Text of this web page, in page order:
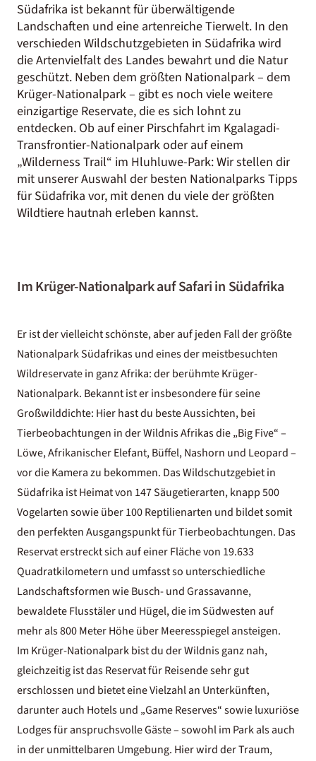
Südafrika ist bekannt für überwältigende
Landschaften und eine artenreiche Tierwelt. In den
verschieden Wildschutzgebieten in Südafrika wird
die Artenvielfalt des Landes bewahrt und die Natur
geschützt. Neben dem größten Nationalpark – dem
Krüger-Nationalpark – gibt es noch viele weitere
einzigartige Reservate, die es sich lohnt zu
entdecken. Ob auf einer Pirschfahrt im Kgalagadi-
Transfrontier-Nationalpark oder auf einem
„Wilderness Trail“ im Hluhluwe-Park: Wir stellen dir
mit unserer Auswahl der besten Nationalparks Tipps
für Südafrika vor, mit denen du viele der größten
Wildtiere hautnah erleben kannst.
Im Krüger-Nationalpark auf Safari in Südafrika
Er ist der vielleicht schönste, aber auf jeden Fall der größte
Nationalpark Südafrikas und eines der meistbesuchten
Wildreservate in ganz Afrika: der berühmte Krüger-
Nationalpark. Bekannt ist er insbesondere für seine
Großwilddichte: Hier hast du beste Aussichten, bei
Tierbeobachtungen in der Wildnis Afrikas die „Big Five“ –
Löwe, Afrikanischer Elefant, Büffel, Nashorn und Leopard –
vor die Kamera zu bekommen. Das Wildschutzgebiet in
Südafrika ist Heimat von 147 Säugetierarten, knapp 500
Vogelarten sowie über 100 Reptilienarten und bildet somit
den perfekten Ausgangspunkt für Tierbeobachtungen. Das
Reservat erstreckt sich auf einer Fläche von 19.633
Quadratkilometern und umfasst so unterschiedliche
Landschaftsformen wie Busch- und Grassavanne,
bewaldete Flusstäler und Hügel, die im Südwesten auf
mehr als 800 Meter Höhe über Meeresspiegel ansteigen.
Im Krüger-Nationalpark bist du der Wildnis ganz nah,
gleichzeitig ist das Reservat für Reisende sehr gut
erschlossen und bietet eine Vielzahl an Unterkünften,
darunter auch Hotels und „Game Reserves“sowie luxuriöse
Lodges für anspruchsvolle Gäste – sowohl im Park als auch
in der unmittelbaren Umgebung. Hier wird der Traum,